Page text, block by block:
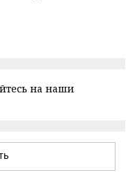
на наши